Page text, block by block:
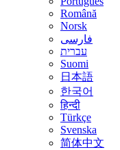
Română
Norsk
فارسی
עברית
Suomi
日本語
한국어
हिन्दी
Türkçe
Svenska
简体中文